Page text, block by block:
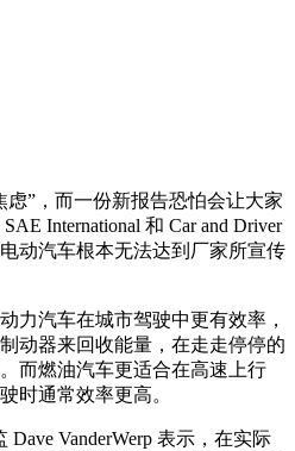
”，而一份新报告恐怕会让大家
International 和 Car and Driver
动汽车根本无法达到厂家所宣传
力汽车在城市驾驶中更有效率，
动器来回收能量，在走走停停的
而燃油汽车更适合在高速上行
时通常效率更高。
Dave VanderWerp 表示，在实际